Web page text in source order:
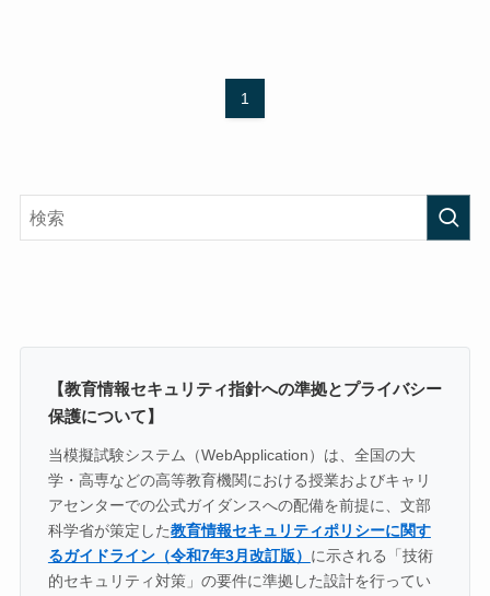
1
【教育情報セキュリティ指針への準拠とプライバシー
保護について】
当模擬試験システム（WebApplication）は、全国の大
学・高専などの高等教育機関における授業およびキャリ
アセンターでの公式ガイダンスへの配備を前提に、文部
科学省が策定した教育情報セキュリティポリシーに関す
るガイドライン（令和7年3月改訂版） に示される「技術
的セキュリティ対策」の要件に準拠した設計を行ってい